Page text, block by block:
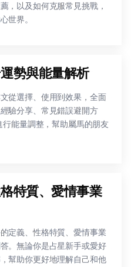
，以及如何克服常見挑戰，
世界。
勢與能量解析
從選擇、使用到效果，全面
驗分享、常見錯誤避開方
能量調整，幫助屬馬的朋友
特質、愛情事業
定義、性格特質、愛情事業
。無論你是占星新手或愛好
幫助你更好地理解自己和他